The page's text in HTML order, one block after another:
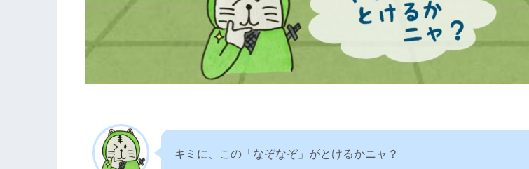
キミに、この「なぞなぞ」がとけるかニャ？